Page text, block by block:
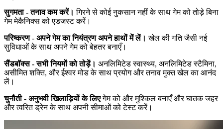
सुगमता - तनाव कम करें। गिरने से कोई नुकसान नहीं के साथ गेम को तोड़े बिना
गेम मेकैनिक्स को एडजस्ट करें।
परिष्करण - अपने गेम का नियंत्रण अपने हाथों में लें। खेल की गति जैसी नई
सुविधाओं के साथ अपने गेम को बेहतर बनाएँ।
सैंडबॉक्स - सभी नियमों को तोड़ें। अनलिमिटेड स्वास्थ्य, अनलिमिटेड स्टैमिना,
असीमित शक्ति, और ईश्वर मोड के साथ प्रयोग और तनाव मुक्त खेल का आनंद
लें।
चुनौती - अनुभवी खिलाड़ियों के लिएगेम को और मुश्किल बनाएँ और घातक जहर
और त्वरित ड्रेन के साथ अपनी सीमाओं को टेस्ट करें।